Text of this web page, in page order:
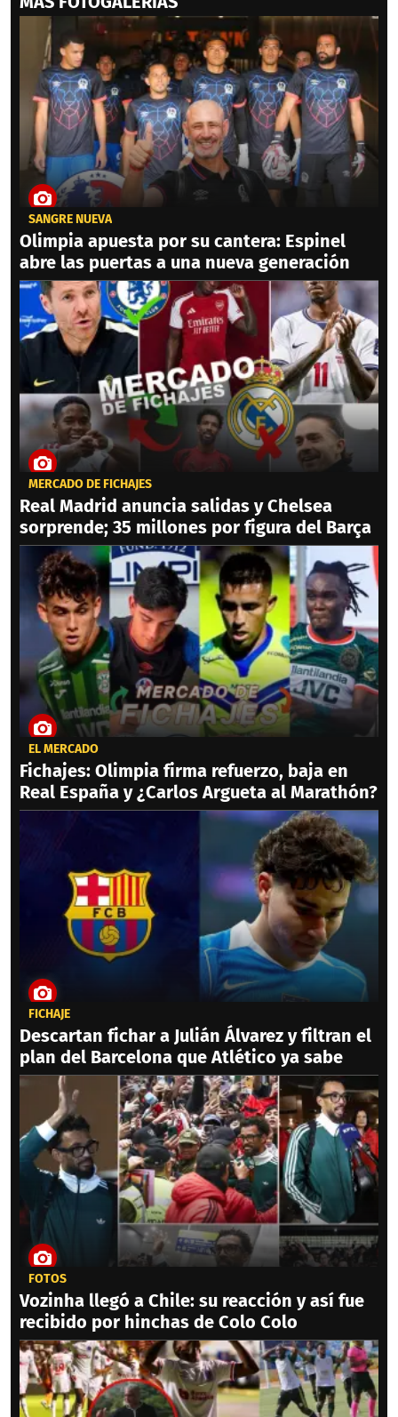
SANGRE NUEVA
Olimpia apuesta por su cantera: Espinel
abre las puertas a una nueva generación
MERCADO DE FICHAJES
Real Madrid anuncia salidas y Chelsea
sorprende; 35 millones por figura del Barça
EL MERCADO
Fichajes: Olimpia firma refuerzo, baja en
Real España y ¿Carlos Argueta al Marathón?
FICHAJE
Descartan fichar a Julián Álvarez y filtran el
plan del Barcelona que Atlético ya sabe
FOTOS
Vozinha llegó a Chile: su reacción y así fue
recibido por hinchas de Colo Colo